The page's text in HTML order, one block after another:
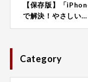
【保存版】「
で解決！やさしい…
Category